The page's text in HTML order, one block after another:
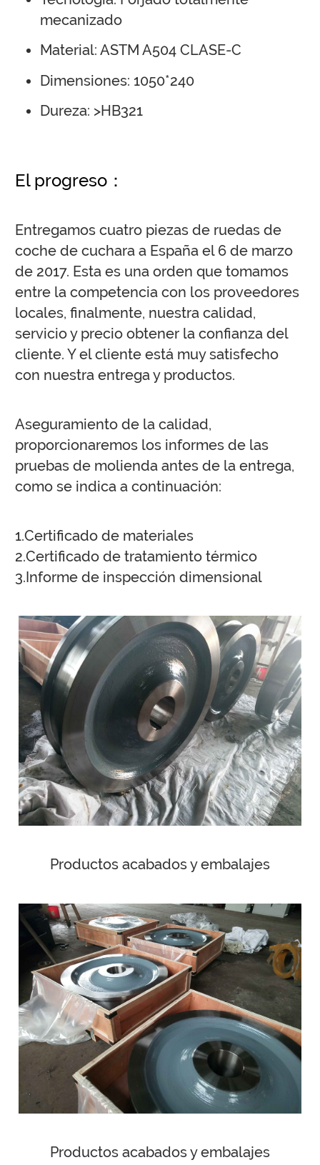
mecanizado
Material: ASTM A504 CLASE-C
Dimensiones: 1050*240
Dureza: >HB321
El progreso：
Entregamos cuatro piezas de ruedas de
coche de cuchara a España el 6 de marzo
de 2017. Esta es una orden que tomamos
entre la competencia con los proveedores
locales, finalmente, nuestra calidad,
servicio y precio obtener la confianza del
cliente. Y el cliente está muy satisfecho
con nuestra entrega y productos.
Aseguramiento de la calidad,
proporcionaremos los informes de las
pruebas de molienda antes de la entrega,
como se indica a continuación:
1.Certificado de materiales
2.Certificado de tratamiento térmico
3.Informe de inspección dimensional
Productos acabados y embalajes
Productos acabados y embalajes